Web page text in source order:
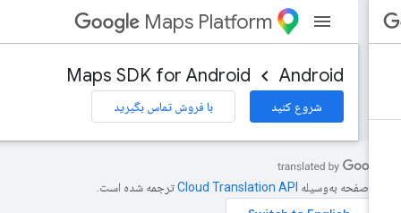
Maps Platform
Android
Maps SDK for Android
شروع کنید با فروش تماس بگیرید
صفحه به‌وسیله ترجمه شده است.